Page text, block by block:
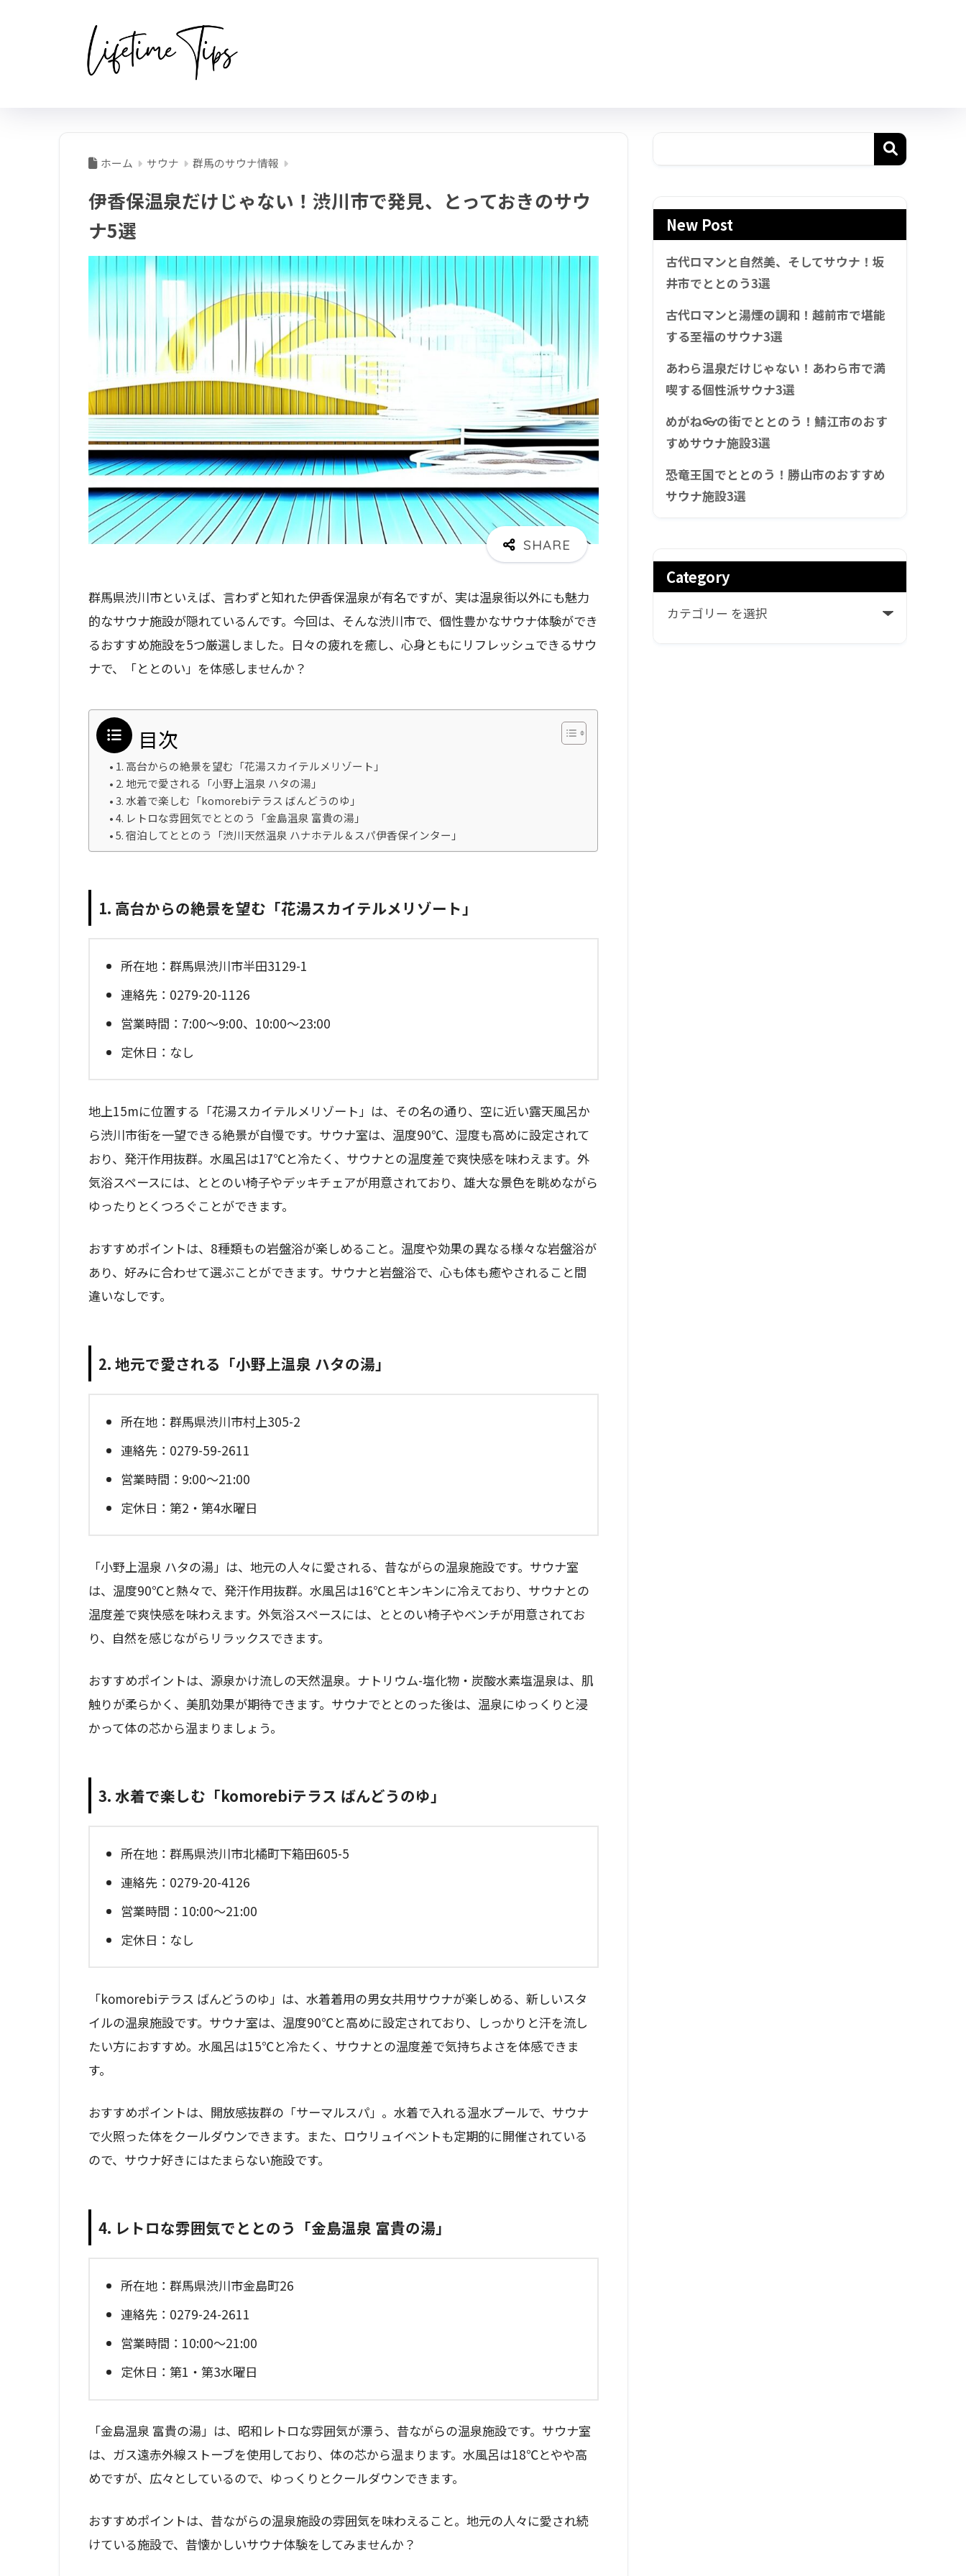
ホーム サウナ 群馬のサウナ情報
伊香保温泉だけじゃない！渋川市で発見、とっておきのサウ
ナ5選
群馬県渋川市といえば、言わずと知れた伊香保温泉が有名ですが、実は温泉街以外にも魅力
的なサウナ施設が隠れているんです。今回は、そんな渋川市で、個性豊かなサウナ体験ができ
るおすすめ施設を5つ厳選しました。日々の疲れを癒し、心身ともにリフレッシュできるサウ
ナで、「ととのい」を体感しませんか？
目次
1. 高台からの絶景を望む「花湯スカイテルメリゾート」
2. 地元で愛される「小野上温泉 ハタの湯」
3. 水着で楽しむ「komorebiテラス ばんどうのゆ」
4. レトロな雰囲気でととのう「金島温泉 富貴の湯」
5. 宿泊してととのう「渋川天然温泉 ハナホテル＆スパ伊香保インター」
1. 高台からの絶景を望む「花湯スカイテルメリゾート」
所在地：群馬県渋川市半田3129-1
連絡先：0279-20-1126
営業時間：7:00～9:00、10:00～23:00
定休日：なし
地上15mに位置する「花湯スカイテルメリゾート」は、その名の通り、空に近い露天風呂か
ら渋川市街を一望できる絶景が自慢です。サウナ室は、温度90℃、湿度も高めに設定されて
おり、発汗作用抜群。水風呂は17℃と冷たく、サウナとの温度差で爽快感を味わえます。外
気浴スペースには、ととのい椅子やデッキチェアが用意されており、雄大な景色を眺めながら
ゆったりとくつろぐことができます。
おすすめポイントは、8種類もの岩盤浴が楽しめること。温度や効果の異なる様々な岩盤浴が
あり、好みに合わせて選ぶことができます。サウナと岩盤浴で、心も体も癒やされること間
違いなしです。
2. 地元で愛される「小野上温泉 ハタの湯」
所在地：群馬県渋川市村上305-2
連絡先：0279-59-2611
営業時間：9:00～21:00
定休日：第2・第4水曜日
「小野上温泉 ハタの湯」は、地元の人々に愛される、昔ながらの温泉施設です。サウナ室
は、温度90℃と熱々で、発汗作用抜群。水風呂は16℃とキンキンに冷えており、サウナとの
温度差で爽快感を味わえます。外気浴スペースには、ととのい椅子やベンチが用意されてお
り、自然を感じながらリラックスできます。
おすすめポイントは、源泉かけ流しの天然温泉。ナトリウム-塩化物・炭酸水素塩温泉は、肌
触りが柔らかく、美肌効果が期待できます。サウナでととのった後は、温泉にゆっくりと浸
かって体の芯から温まりましょう。
3. 水着で楽しむ「komorebiテラス ばんどうのゆ」
所在地：群馬県渋川市北橘町下箱田605-5
連絡先：0279-20-4126
営業時間：10:00～21:00
定休日：なし
「komorebiテラス ばんどうのゆ」は、水着着用の男女共用サウナが楽しめる、新しいスタ
イルの温泉施設です。サウナ室は、温度90℃と高めに設定されており、しっかりと汗を流し
たい方におすすめ。水風呂は15℃と冷たく、サウナとの温度差で気持ちよさを体感できま
す。
おすすめポイントは、開放感抜群の「サーマルスパ」。水着で入れる温水プールで、サウナ
で火照った体をクールダウンできます。また、ロウリュイベントも定期的に開催されている
ので、サウナ好きにはたまらない施設です。
4. レトロな雰囲気でととのう「金島温泉 富貴の湯」
所在地：群馬県渋川市金島町26
連絡先：0279-24-2611
営業時間：10:00～21:00
定休日：第1・第3水曜日
「金島温泉 富貴の湯」は、昭和レトロな雰囲気が漂う、昔ながらの温泉施設です。サウナ室
は、ガス遠赤外線ストーブを使用しており、体の芯から温まります。水風呂は18℃とやや高
めですが、広々としているので、ゆっくりとクールダウンできます。
おすすめポイントは、昔ながらの温泉施設の雰囲気を味わえること。地元の人々に愛され続
けている施設で、昔懐かしいサウナ体験をしてみませんか？
New Post
古代ロマンと自然美、そしてサウナ！坂
井市でととのう3選
古代ロマンと湯煙の調和！越前市で堪能
する至福のサウナ3選
あわら温泉だけじゃない！あわら市で満
喫する個性派サウナ3選
めがね👓の街でととのう！鯖江市のおす
すめサウナ施設3選
恐竜王国でととのう！勝山市のおすすめ
サウナ施設3選
Category